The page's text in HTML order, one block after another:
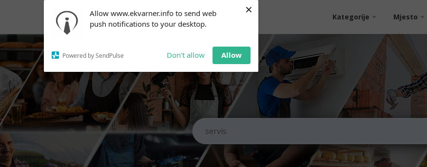
Allow www.ekvarner.info to send web
push notifications to your desktop.
Powered by SendPulse Don't allow Allow
×
notifications!
To enable permission prompts, click
on the notification icon
Kategorije Mjesto